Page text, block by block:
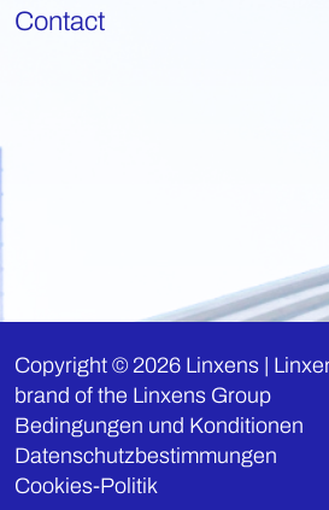
Contact
Copyright © 2026 Linxens |
brand of the Linxens Group
Bedingungen und Konditionen
Datenschutzbestimmungen
Cookies-Politik